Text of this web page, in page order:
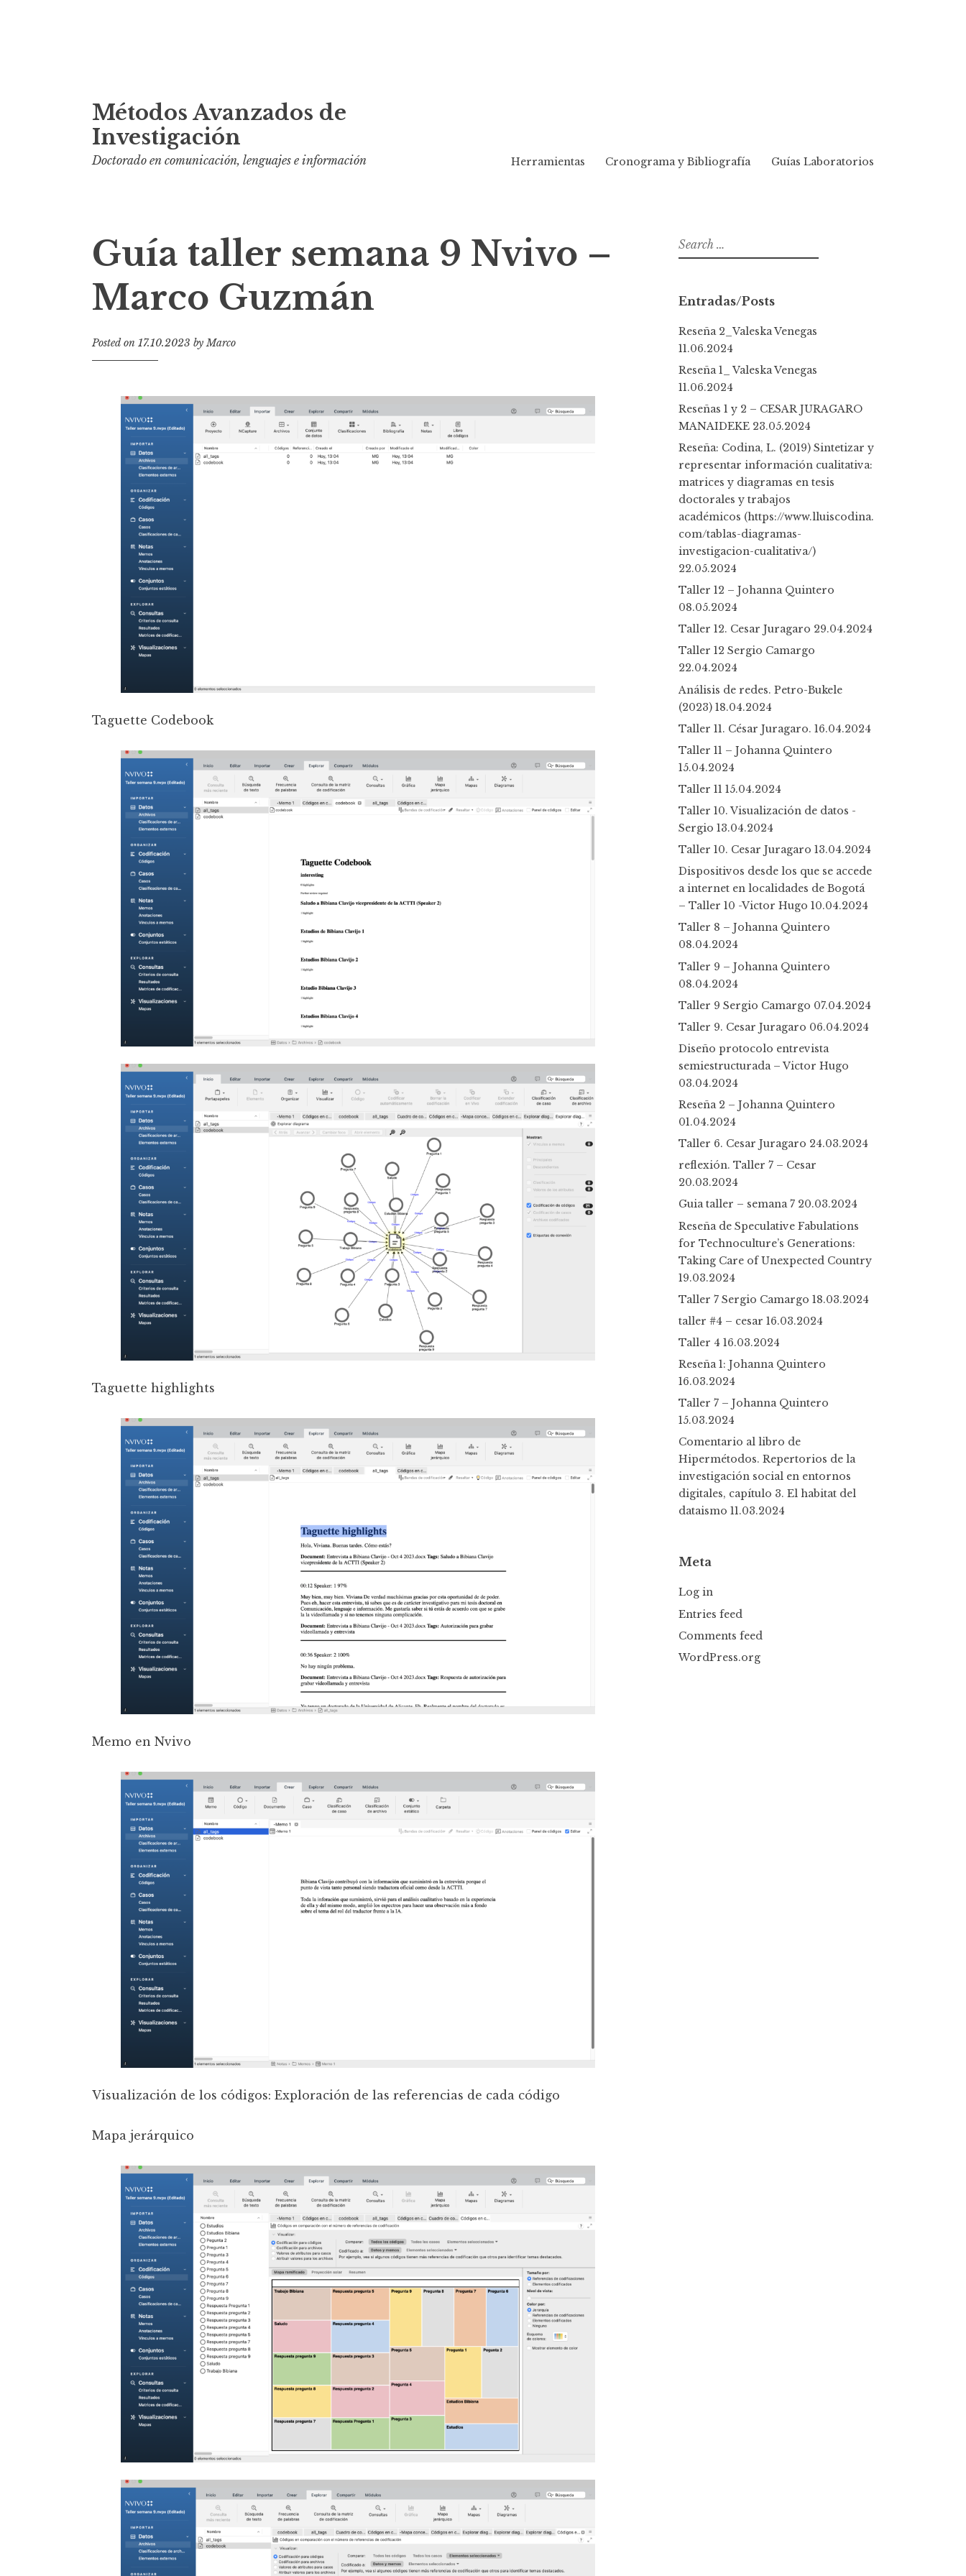
k
i
n
e
n
Métodos Avanzados de
Investigación
Doctorado en comunicación, lenguajes e información Herramientas Cronograma y Bibliografía Guías Laboratorios
Guía taller semana 9 Nvivo –
Marco Guzmán
Posted on 17.10.2023 byMarco
Taguette Codebook
Taguette highlights
Memo en Nvivo
Visualización de los códigos: Exploración de las referencias de cada código
Mapa jerárquico
S
e
c
h
f
Entradas/Posts
Reseña 2_Valeska Venegas
11.06.2024
Reseña 1_ Valeska Venegas
11.06.2024
Reseñas 1 y 2 – CESAR JURAGARO
MANAIDEKE 23.05.2024
Reseña: Codina, L. (2019) Sintetizar y
representar información cualitativa:
matrices y diagramas en tesis
doctorales y trabajos
académicos (https://www.lluiscodina.
com/tablas-diagramas-
investigacion-cualitativa/)
22.05.2024
Taller 12 – Johanna Quintero
08.05.2024
Taller 12. Cesar Juragaro 29.04.2024
Taller 12 Sergio Camargo
22.04.2024
Análisis de redes. Petro-Bukele
(2023) 18.04.2024
Taller 11. César Juragaro. 16.04.2024
Taller 11 – Johanna Quintero
15.04.2024
Taller 11 15.04.2024
Taller 10. Visualización de datos -
Sergio 13.04.2024
Taller 10. Cesar Juragaro 13.04.2024
Dispositivos desde los que se accede
a internet en localidades de Bogotá
– Taller 10 -Victor Hugo 10.04.2024
Taller 8 – Johanna Quintero
08.04.2024
Taller 9 – Johanna Quintero
08.04.2024
Taller 9 Sergio Camargo 07.04.2024
Taller 9. Cesar Juragaro 06.04.2024
Diseño protocolo entrevista
semiestructurada – Victor Hugo
03.04.2024
Reseña 2 – Johanna Quintero
01.04.2024
Taller 6. Cesar Juragaro 24.03.2024
reflexión. Taller 7 – Cesar
20.03.2024
Guia taller – semana 7 20.03.2024
Reseña de Speculative Fabulations
for Technoculture’s Generations:
Taking Care of Unexpected Country
19.03.2024
Taller 7 Sergio Camargo 18.03.2024
taller #4 – cesar 16.03.2024
Taller 4 16.03.2024
Reseña 1: Johanna Quintero
16.03.2024
Taller 7 – Johanna Quintero
15.03.2024
Comentario al libro de
Hipermétodos. Repertorios de la
investigación social en entornos
digitales, capítulo 3. El habitat del
dataismo 11.03.2024
Meta
Log in
Entries feed
Comments feed
WordPress.org